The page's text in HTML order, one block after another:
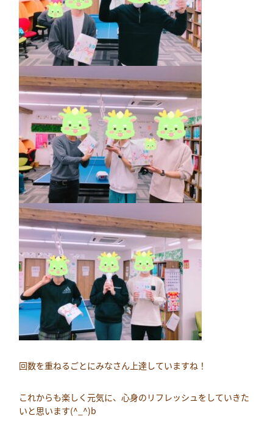
回数を重ねるごとにみなさん上達していますね！
これからも楽しく元気に、心身のリフレッシュをしていきた
いと思います(^_^)b